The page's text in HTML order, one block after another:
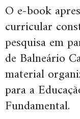
O e-book
curricular
pesquisa em
de Balneário
material
para a
Fundamental.